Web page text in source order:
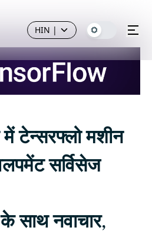
HIN |
में टेन्सरफ्लो मशीन
सर्विसेज
साथ नवाचार,